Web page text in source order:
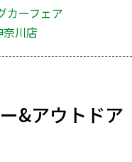
カーフェア
奈川店
&アウトドア